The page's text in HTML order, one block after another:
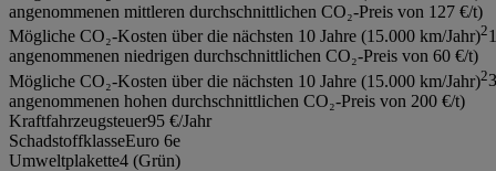
angenommenen mittleren durchschnittlichen CO₂-Preis von 127 €/t)
Mögliche CO₂-Kosten über die nächsten 10 Jahre (15.000 km/Jahr)2
angenommenen niedrigen durchschnittlichen CO₂-Preis von 60 €/t)
Mögliche CO₂-Kosten über die nächsten 10 Jahre (15.000 km/Jahr)2
angenommenen hohen durchschnittlichen CO₂-Preis von 200 €/t)
Kraftfahrzeugsteuer95 €/Jahr
SchadstoffklasseEuro 6e
Umweltplakette4 (Grün)